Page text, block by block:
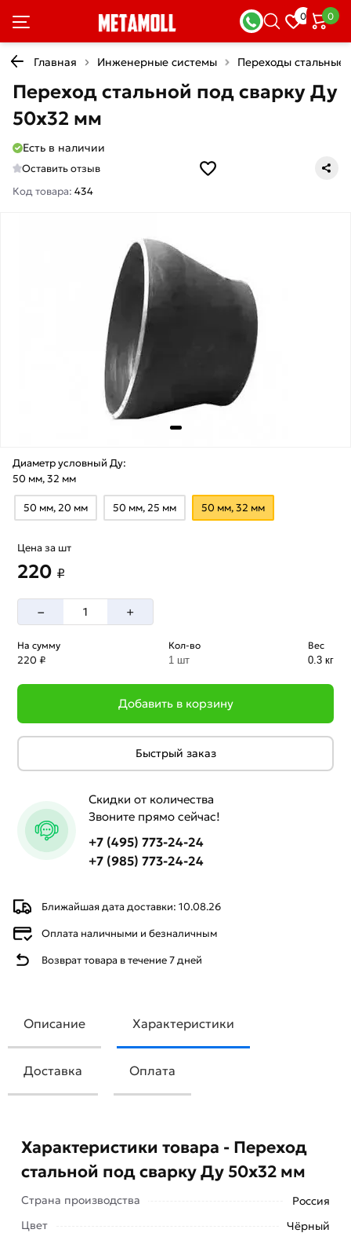
0 0
Главная Инженерные системы Переходы стальные
Переход стальной под сварку Ду
50х32 мм
Есть в наличии
Оставить отзыв
Код товара: 434
Диаметр условный Ду:
50 мм, 32 мм
50 мм, 20 мм 50 мм, 25 мм 50 мм, 32 мм
Ближайшая дата доставки: 10.08.26
Оплата наличными и безналичным
Возврат товара в течение 7 дней
Цена за шт
220 ₽
– +
На сумму
220 ₽
Кол-во
1 шт
Вес
0.3 кг
Добавить в корзину
Быстрый заказ
Скидки от количества
Звоните прямо сейчас!
+7 (495) 773-24-24
+7 (985) 773-24-24
Описание Характеристики
Доставка Оплата
Характеристики товара - Переход
стальной под сварку Ду 50х32 мм
Страна производства
Россия
Цвет
Чёрный